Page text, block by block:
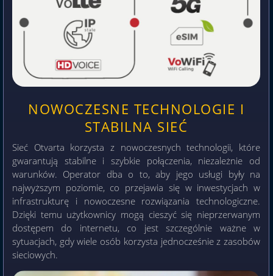
NOWOCZESNE TECHNOLOGIE I
STABILNA SIEĆ
Sieć Otvarta korzysta z nowoczesnych technologii, które
gwarantują stabilne i szybkie połączenia, niezależnie od
warunków. Operator dba o to, aby jego usługi były na
najwyższym poziomie, co przejawia się w inwestycjach w
infrastrukturę i nowoczesne rozwiązania technologiczne.
Dzięki temu użytkownicy mogą cieszyć się nieprzerwanym
dostępem do internetu, co jest szczególnie ważne w
sytuacjach, gdy wiele osób korzysta jednocześnie z zasobów
sieciowych.